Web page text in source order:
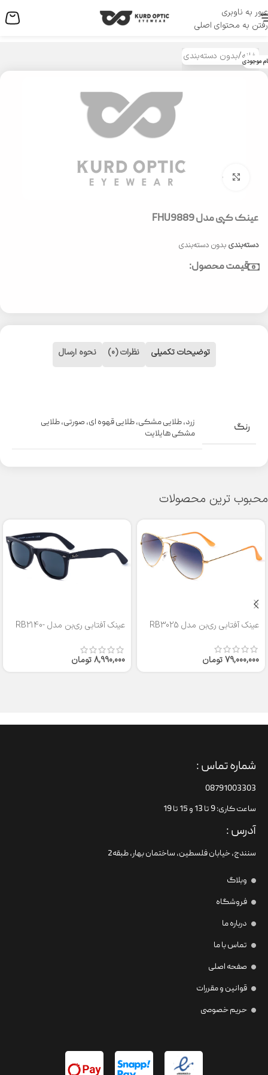
عبور به ناوبری
رفتن به محتوای اصلی
منو
خانه/بدون دسته‌بندی موجودی
بزرگنمایی تصویر
عینک کپی مدل FHU9889
دسته‌بندی بدون دسته‌بندی
قیمت محصول:
توضیحات تکمیلی نظرات (0) نحوه ارسال
رنگ زرد,طلایی مشکی,طلایی قهوه ای, صورتی,طلایی
مشکی هایلایت
محبوب ترین محصولات
عینک آفتابی ری‌بن مدل RB3025
79,000,000تومان
عینک آفتابی ری‌بن مدل RB2140-
8,990,000تومان
شماره تماس :
08791003303
ساعت کاری: 9 تا 13 و 15 تا 19
آدرس :
سنندج، خیابان فلسطین،‌ ساختمان بهار، طبقه2
وبلاگ
فروشگاه
درباره ما
تماس با ما
صفحه اصلی
قوانین و مقررات
حریم خصوصی